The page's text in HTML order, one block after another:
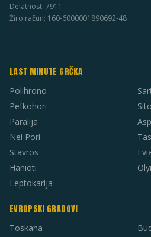
Delatnost: 7911
Žiro račun: 160-6000001890692-48
LAST MINUTE GRČKA
Polihrono
Pefkohori
Paralija
Nei Pori
Stavros
Hanioti
Leptokarija
EVROPSKI GRADOVI
Toskana